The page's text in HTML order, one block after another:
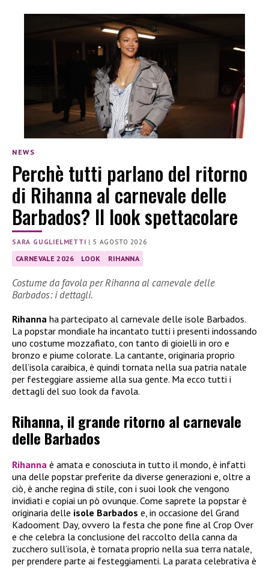
NEWS
Perchè tutti parlano del ritorno
di Rihanna al carnevale delle
Barbados? Il look spettacolare
SARA GUGLIELMETTI |5 AGOSTO 2026
CARNEVALE 2026 LOOK RIHANNA
Costume da favola per Rihanna al carnevale delle
Barbados: i dettagli.
Rihanna ha partecipato al carnevale delle isole Barbados.
La popstar mondiale ha incantato tutti i presenti indossando
uno costume mozzafiato, con tanto di gioielli in oro e
bronzo e piume colorate. La cantante, originaria proprio
dell’isola caraibica, è quindi tornata nella sua patria natale
per festeggiare assieme alla sua gente. Ma ecco tutti i
dettagli del suo look da favola.
Rihanna, il grande ritorno al carnevale
delle Barbados
Rihanna è amata e conosciuta in tutto il mondo, è infatti
una delle popstar preferite da diverse generazioni e, oltre a
ciò, è anche regina di stile, con i suoi look che vengono
invidiati e copiai un pò ovunque. Come saprete la popstar è
originaria delle isole Barbados e, in occasione del Grand
Kadooment Day, ovvero la festa che pone fine al Crop Over
e che celebra la conclusione del raccolto della canna da
zucchero sull’isola, è tornata proprio nella sua terra natale,
per prendere parte ai festeggiamenti. La parata celebrativa è